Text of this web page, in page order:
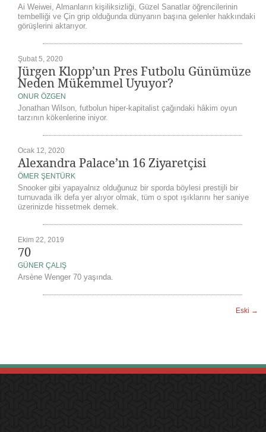
Ai Weiwei, Almanların kişiliksizliği, Güzel Sanatlar öğrencilerinin
tembelliği ve Çin grip olduğunda dünyanın başına gelenler hakkındaki
görüşlerini aktarıyor.
Şubat 5, 2020
Jürgen Klopp’un Pres Futbolu Günümüze
Neden Mükemmel Uyuyor?
ONUR ÖZGEN
Jonathan Wilson, futbolun hiper-kapitalist çağındaki hâkim oyun
tarzının kökenlerine iniyor.
Ocak 12, 2020
Alexandra Palace’ın 16 Ziyaretçisi
ÖMER ŞENTÜRK
Snooker gibi yapayalnız olduğunuz bir sporda böylesi prestijli bir
turnuvada ilk defa yer alıyor olmak, tüm o spot ışıklarını her saniye
üzerinizde hissetmek demek.
Ekim 22, 2019
70
GÜNER ÇALIŞ
Arsène Wenger 70 yaşında.
Eski →